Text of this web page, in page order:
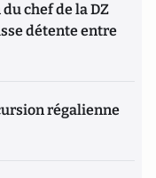
chef de la DZ
détente entre
régalienne